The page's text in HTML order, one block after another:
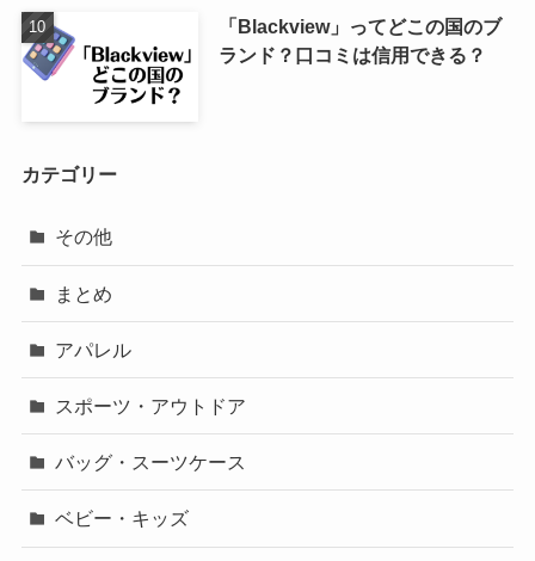
「Blackview」ってどこの国のブ
ランド？口コミは信用できる？
カテゴリー
その他
まとめ
アパレル
スポーツ・アウトドア
バッグ・スーツケース
ベビー・キッズ